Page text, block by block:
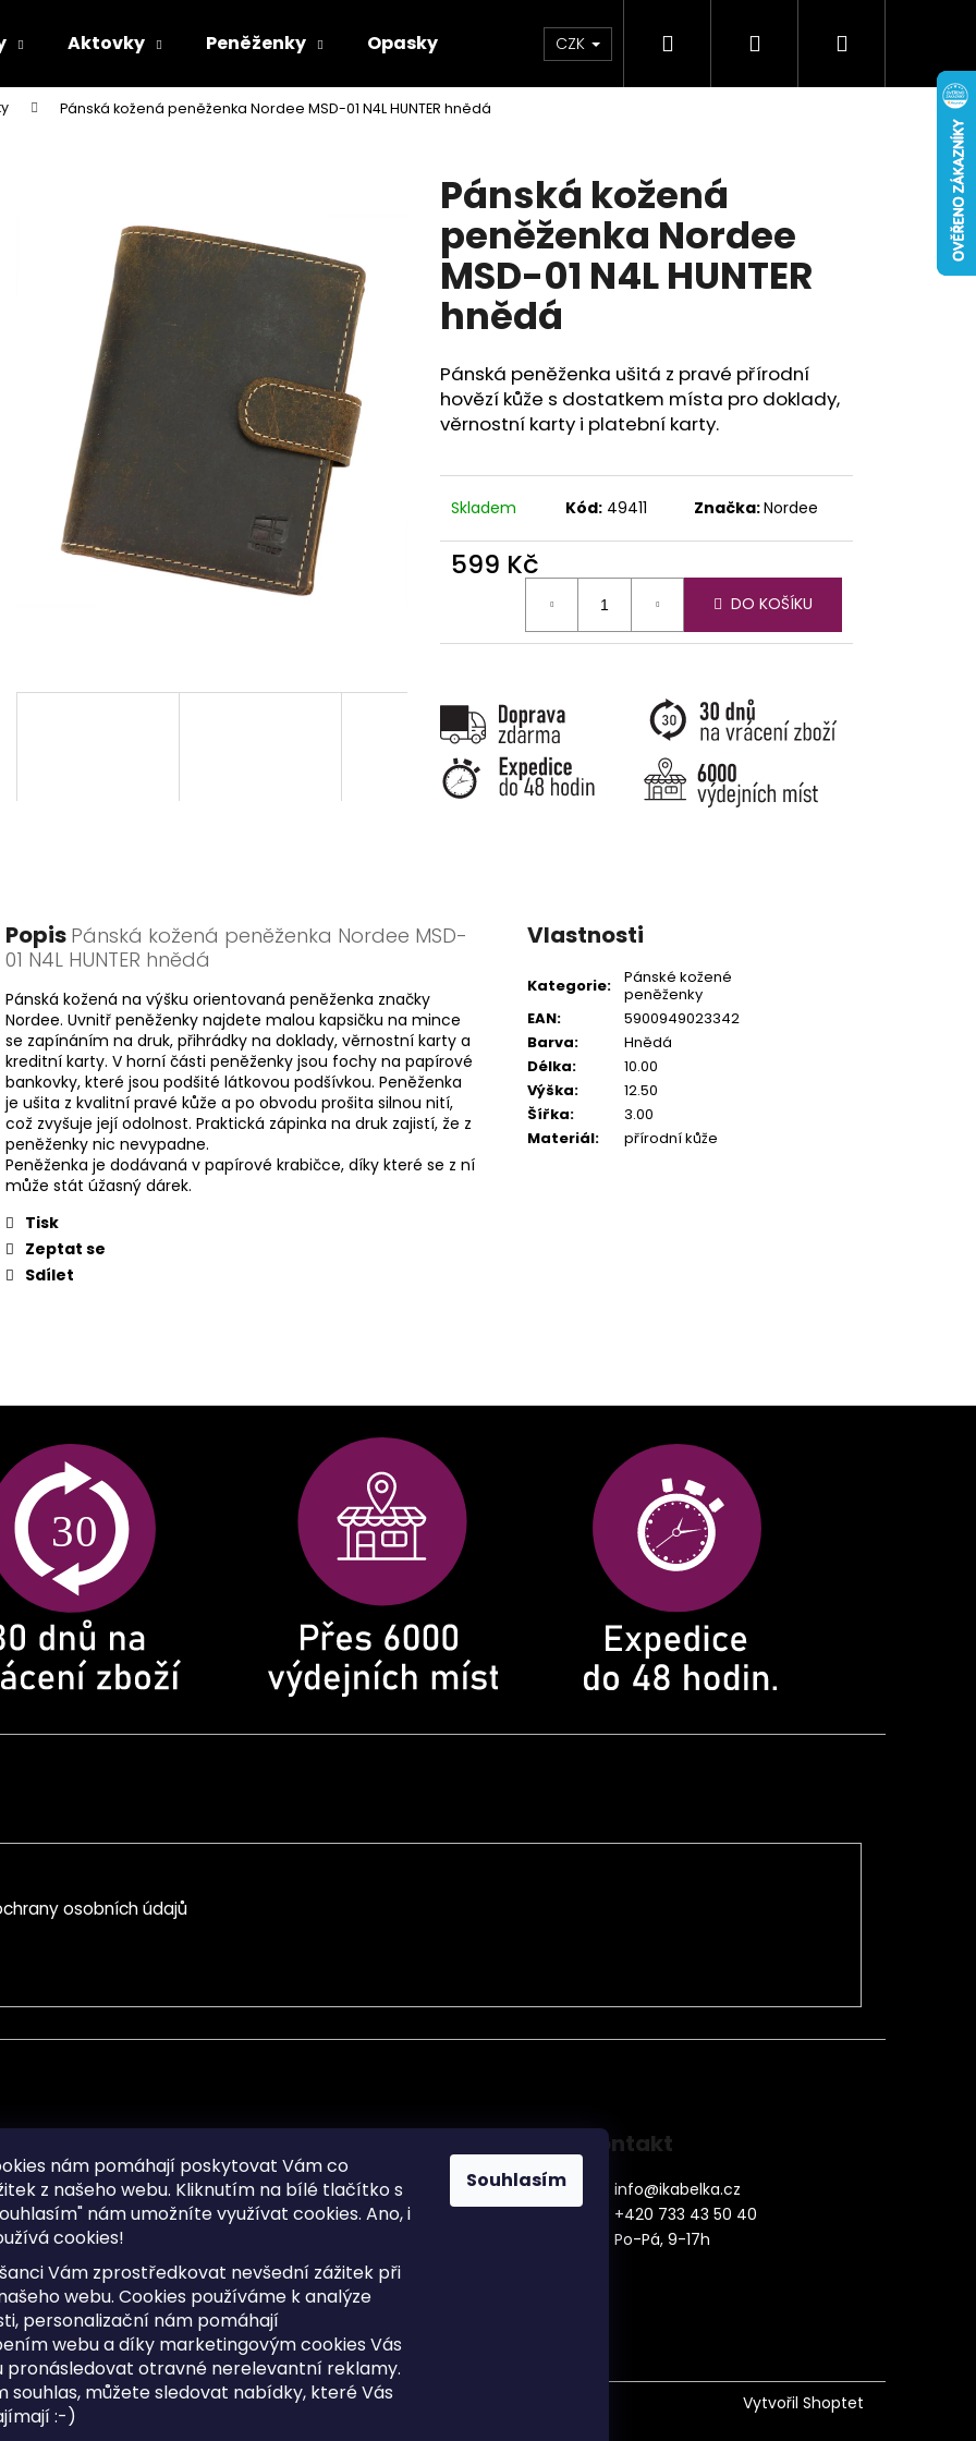
nám pomáhají poskytovat Vám co
z našeho webu. Kliknutím na bílé tlačítko s
nám umožníte využívat cookies. Ano, i
cookies!
Vám zprostředkovat nevšední zážitek při
webu. Cookies používáme k analýze
personalizační nám pomáhají
webu a díky marketingovým cookies Vás
pronásledovat otravné nerelevantní reklamy.
souhlas, můžete sledovat nabídky, které Vás
:-)
Souhlasím
Aktovky Peněženky Opasky Doplňky Novinky
CZK Hledat PřihlášeníNákupní
Pánská kožená peněženka Nordee MSD-01 N4L HUNTER hnědá
Pánská kožená
peněženka Nordee
MSD-01 N4L HUNTER
hnědá
Pánská peněženka ušitá z pravé přírodní
hovězí kůže s dostatkem místa pro doklady,
věrnostní karty i platební karty.
Skladem Kód: 49411 Značka:Nordee
599 Kč
DO KOŠÍKU
Popis Pánská kožená peněženka Nordee MSD-
01 N4L HUNTER hnědá
Pánská kožená na výšku orientovaná peněženka značky
Nordee. Uvnitř peněženky najdete malou kapsičku na mince
se zapínáním na druk, přihrádky na doklady, věrnostní karty a
kreditní karty. V horní části peněženky jsou fochy na papírové
bankovky, které jsou podšité látkovou podšívkou. Peněženka
je ušita z kvalitní pravé kůže a po obvodu prošita silnou nití,
což zvyšuje její odolnost. Praktická zápinka na druk zajistí, že z
peněženky nic nevypadne.
Peněženka je dodávaná v papírové krabičce, díky které se z ní
může stát úžasný dárek.
Tisk
Zeptat se
Sdílet
Vlastnosti
Kategorie:
Pánské kožené
peněženky
EAN:
5900949023342
Barva:
Hnědá
Délka:
10.00
Výška:
12.50
Šířka:
3.00
Materiál: přírodní kůže
Co potřebujete najít?
Doporučujeme
osobních údajů
osobních údajů
dotazy
cookies
Sitemap
Doprava a Platba
Postup vrácení zboží ve 30 denní
lhůtě
Obchodní podmínky
Kontakt
info@ikabelka.cz
+420 733 43 50 40
Po-Pá, 9-17h
Vytvořil Shoptet
Upravit nastavení cookies